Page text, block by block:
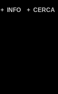
+ CERCA
+ INFO